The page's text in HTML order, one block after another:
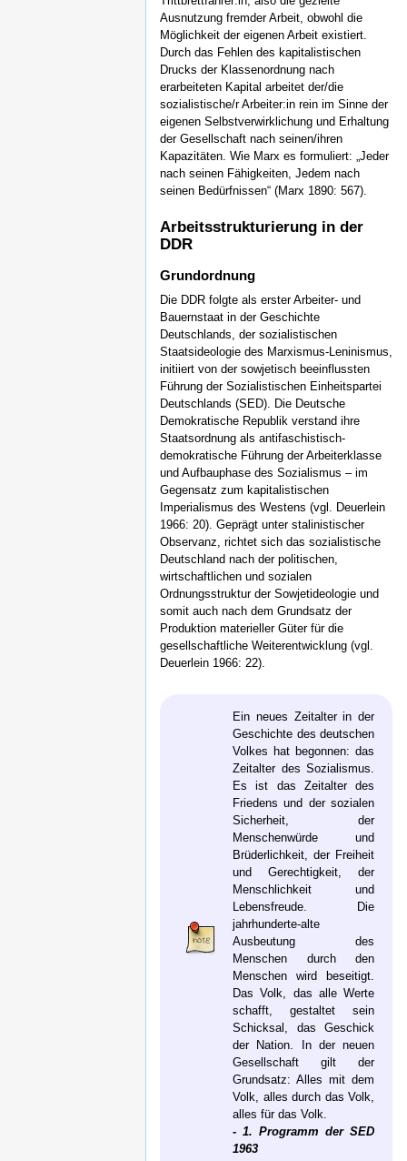
Ausnutzung fremder Arbeit, obwohl die
Möglichkeit der eigenen Arbeit existiert.
Durch das Fehlen des kapitalistischen
Drucks der Klassenordnung nach
erarbeiteten Kapital arbeitet der/die
sozialistische/r Arbeiter:in rein im Sinne der
eigenen Selbstverwirklichung und Erhaltung
der Gesellschaft nach seinen/ihren
Kapazitäten. Wie Marx es formuliert: „Jeder
nach seinen Fähigkeiten, Jedem nach
seinen Bedürfnissen“ (Marx 1890: 567).
Arbeitsstrukturierung in der
DDR
Grundordnung
Die DDR folgte als erster Arbeiter- und
Bauernstaat in der Geschichte
Deutschlands, der sozialistischen
Staatsideologie des Marxismus-Leninismus,
initiiert von der sowjetisch beeinflussten
Führung der Sozialistischen Einheitspartei
Deutschlands (SED). Die Deutsche
Demokratische Republik verstand ihre
Staatsordnung als antifaschistisch-
demokratische Führung der Arbeiterklasse
und Aufbauphase des Sozialismus – im
Gegensatz zum kapitalistischen
Imperialismus des Westens (vgl. Deuerlein
1966: 20). Geprägt unter stalinistischer
Observanz, richtet sich das sozialistische
Deutschland nach der politischen,
wirtschaftlichen und sozialen
Ordnungsstruktur der Sowjetideologie und
somit auch nach dem Grundsatz der
Produktion materieller Güter für die
gesellschaftliche Weiterentwicklung (vgl.
Deuerlein 1966: 22).
Ein neues Zeitalter in der
Geschichte des deutschen
Volkes hat begonnen: das
Zeitalter des Sozialismus.
Es ist das Zeitalter des
Friedens und der sozialen
Sicherheit, der
Menschenwürde und
Brüderlichkeit, der Freiheit
und Gerechtigkeit, der
Menschlichkeit und
Lebensfreude. Die
jahrhunderte-alte
Ausbeutung des
Menschen durch den
Menschen wird beseitigt.
Das Volk, das alle Werte
schafft, gestaltet sein
Schicksal, das Geschick
der Nation. In der neuen
Gesellschaft gilt der
Grundsatz: Alles mit dem
Volk, alles durch das Volk,
alles für das Volk.
- 1. Programm der SED
1963